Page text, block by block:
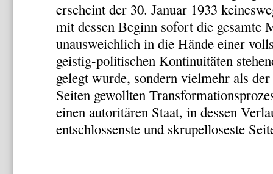
erscheint der 30. Januar 1933
mit dessen Beginn sofort die gesamte
unausweichlich in die Hände einer
geistig-politischen Kontinuitäten
gelegt wurde, sondern vielmehr als
Seiten gewollten
einen autoritären Staat, in dessen
entschlossenste und skrupelloseste